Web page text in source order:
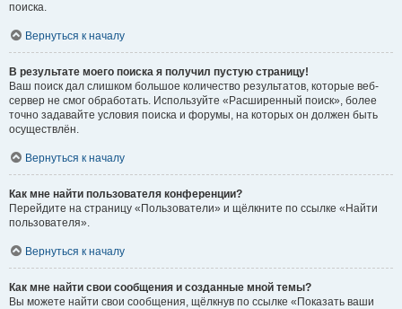
поиска.
Вернуться к началу
В результате моего поиска я получил пустую страницу!
Ваш поиск дал слишком большое количество результатов, которые веб-
сервер не смог обработать. Используйте «Расширенный поиск», более
точно задавайте условия поиска и форумы, на которых он должен быть
осуществлён.
Вернуться к началу
Как мне найти пользователя конференции?
Перейдите на страницу «Пользователи» и щёлкните по ссылке «Найти
пользователя».
Вернуться к началу
Как мне найти свои сообщения и созданные мной темы?
Вы можете найти свои сообщения, щёлкнув по ссылке «Показать ваши